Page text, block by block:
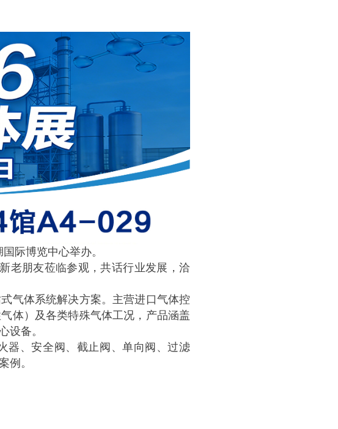
际博览中心举办。
老朋友莅临参观，共话行业发展，洽
气体系统解决方案。主营进口气体控
体）及各类特殊气体工况，产品涵盖
设备。
器、安全阀、截止阀、单向阀、过滤
例。